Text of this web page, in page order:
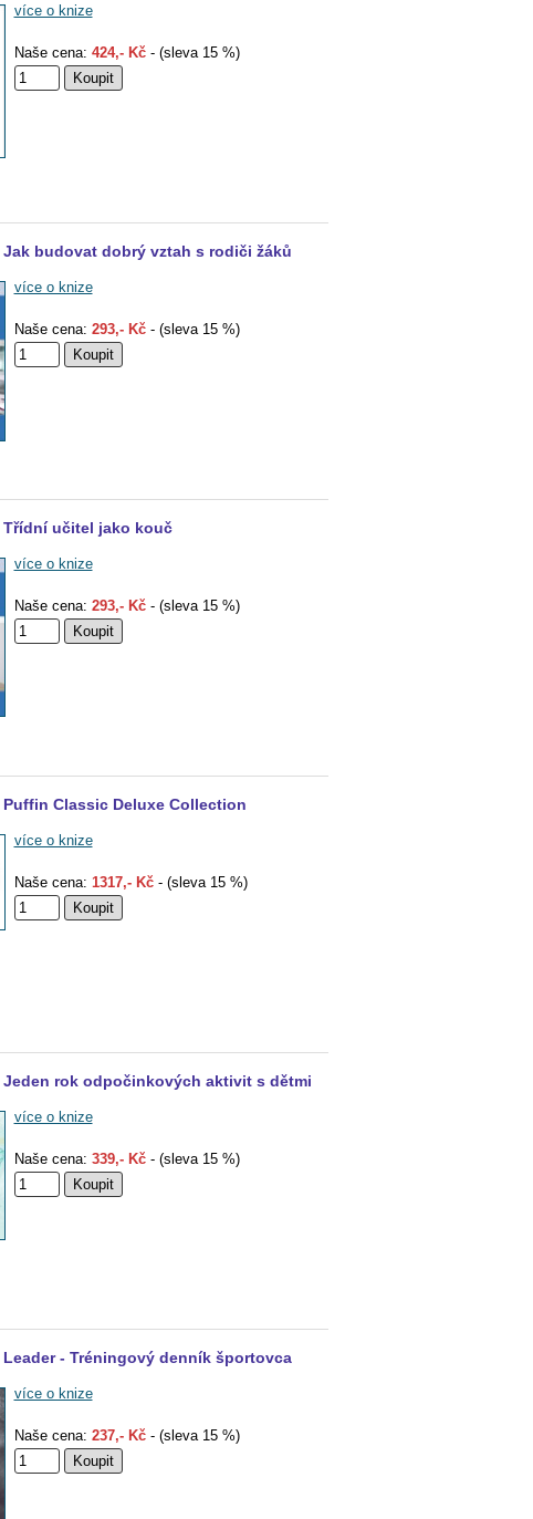
více o knize
Naše cena: 424,- Kč- (sleva 15 %)
Jak budovat dobrý vztah s rodiči žáků
více o knize
Naše cena: 293,- Kč- (sleva 15 %)
Třídní učitel jako kouč
více o knize
Naše cena: 293,- Kč- (sleva 15 %)
Puffin Classic Deluxe Collection
více o knize
Naše cena: 1317,- Kč- (sleva 15 %)
Jeden rok odpočinkových aktivit s dětmi
více o knize
Naše cena: 339,- Kč- (sleva 15 %)
Leader - Tréningový denník športovca
více o knize
Naše cena: 237,- Kč- (sleva 15 %)